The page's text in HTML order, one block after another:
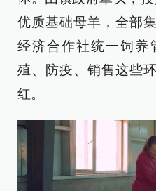
优质基础母羊，全部
经济合作社统一饲养
殖、防疫、销售这些
红。